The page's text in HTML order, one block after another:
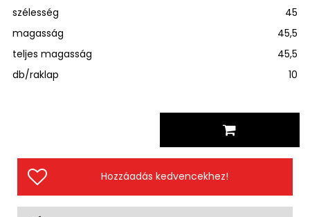
szélesség
45
magasság
45,5
teljes magasság
45,5
db/raklap
10
Hozzáadás kedvencekhez!